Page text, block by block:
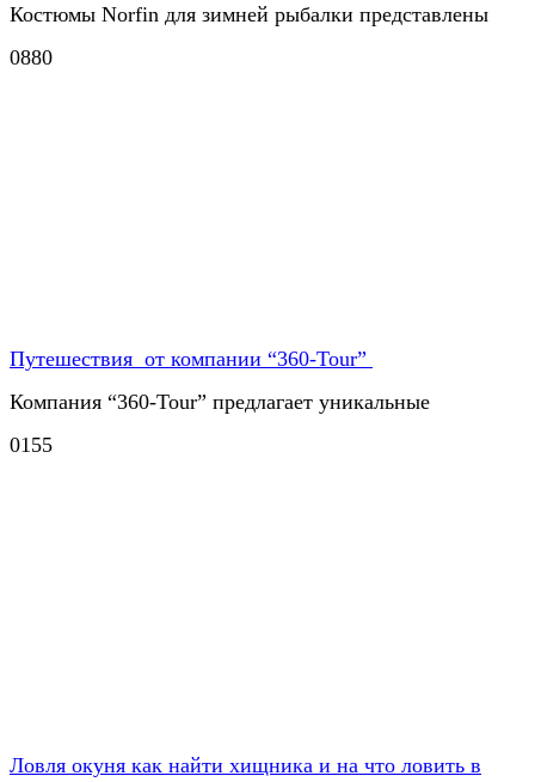
Костюмы Norfin для зимней рыбалки представлены
0880
Путешествия от компании “360-Tour”
Компания “360-Tour” предлагает уникальные
0155
Ловля окуня как найти хищника и на что ловить в